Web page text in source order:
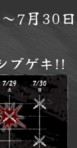
7月30日
ブゲキ!!